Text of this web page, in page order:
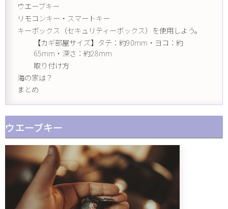
ウエーブキー
リモコンキー・スマートキー
キーボックス（セキュリティーボックス）を使用しよう。
【カギ部屋サイズ】タテ：約90mm・ヨコ：約
65mm・深さ：約28mm
取り付け方
海の家は？
まとめ
ウエーブキー